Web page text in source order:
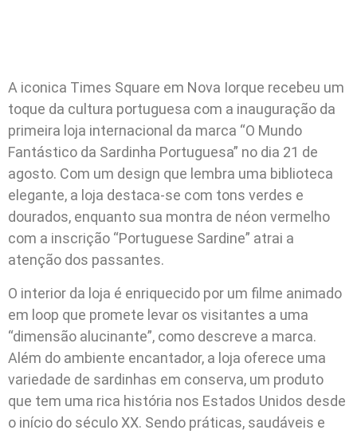
A iconica Times Square em Nova Iorque recebeu um
toque da cultura portuguesa com a inauguração da
primeira loja internacional da marca “O Mundo
Fantástico da Sardinha Portuguesa” no dia 21 de
agosto. Com um design que lembra uma biblioteca
elegante, a loja destaca-se com tons verdes e
dourados, enquanto sua montra de néon vermelho
com a inscrição “Portuguese Sardine” atrai a
atenção dos passantes.
O interior da loja é enriquecido por um filme animado
em loop que promete levar os visitantes a uma
“dimensão alucinante”, como descreve a marca.
Além do ambiente encantador, a loja oferece uma
variedade de sardinhas em conserva, um produto
que tem uma rica história nos Estados Unidos desde
o início do século XX. Sendo práticas, saudáveis e